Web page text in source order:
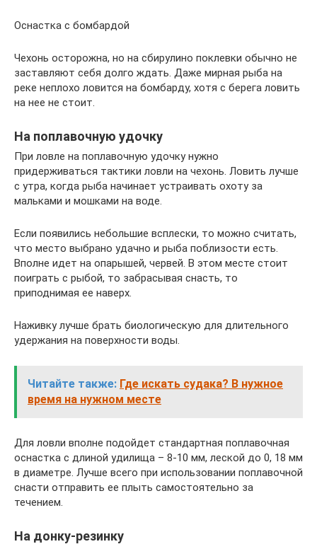
Оснастка с бомбардой
Чехонь осторожна, но на сбирулино поклевки обычно не
заставляют себя долго ждать. Даже мирная рыба на
реке неплохо ловится на бомбарду, хотя с берега ловить
на нее не стоит.
На поплавочную удочку
При ловле на поплавочную удочку нужно
придерживаться тактики ловли на чехонь. Ловить лучше
с утра, когда рыба начинает устраивать охоту за
мальками и мошками на воде.
Если появились небольшие всплески, то можно считать,
что место выбрано удачно и рыба поблизости есть.
Вполне идет на опарышей, червей. В этом месте стоит
поиграть с рыбой, то забрасывая снасть, то
приподнимая ее наверх.
Наживку лучше брать биологическую для длительного
удержания на поверхности воды.
Читайте также: Где искать судака? В нужное
время на нужном месте
Для ловли вполне подойдет стандартная поплавочная
оснастка с длиной удилища – 8-10 мм, леской до 0, 18 мм
в диаметре. Лучше всего при использовании поплавочной
снасти отправить ее плыть самостоятельно за
течением.
На донку-резинку